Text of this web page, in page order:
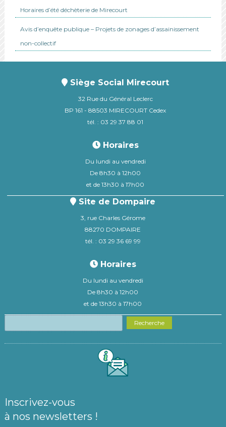
Horaires d’été déchèterie de Mirecourt
Avis d’enquête publique – Projets de zonages d’assainissement
non-collectif
Siège Social Mirecourt
32 Rue du Général Leclerc
BP 161 - 88503 MIRECOURT Cedex
tél. : 03 29 37 88 01
Horaires
Du lundi au vendredi
De 8h30 à 12h00
et de 13h30 à 17h00
Site de Dompaire
3, rue Charles Gérome
88270 DOMPAIRE
tél. : 03 29 36 69 99
Horaires
Du lundi au vendredi
De 8h30 à 12h00
et de 13h30 à 17h00
Recherche
Inscrivez-vous
à nos newsletters !